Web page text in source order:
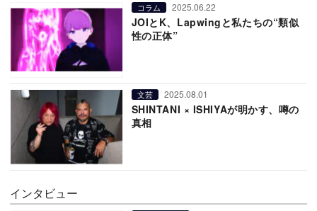
コラム 2025.06.22
JOIとK、Lapwingと私たちの“類似
性の正体”
文芸 2025.08.01
SHINTANI × ISHIYAが明かす、噂の
真相
インタビュー